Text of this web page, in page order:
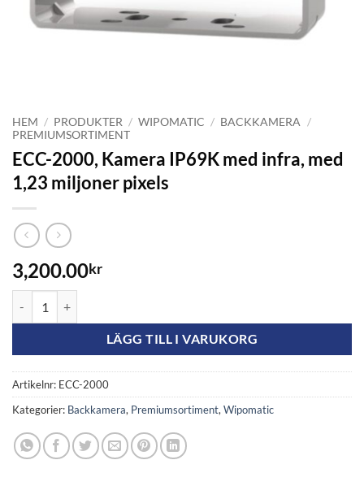
HEM / PRODUKTER / WIPOMATIC / BACKKAMERA
/
PREMIUMSORTIMENT
ECC-2000, Kamera IP69K med infra, med
1,23 miljoner pixels
3,200.00kr
LÄGG TILL I VARUKORG
Artikelnr: ECC-2000
Kategorier: Backkamera, Premiumsortiment,Wipomatic